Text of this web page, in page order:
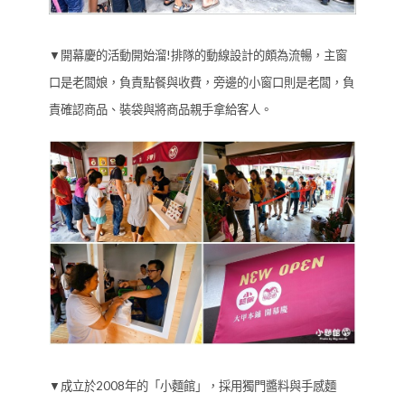
▼開幕慶的活動開始溜!排隊的動線設計的頗為流暢，主窗
口是老闆娘，負責點餐與收費，旁邊的小窗口則是老闆，負
責確認商品、裝袋與將商品親手拿給客人。
▼成立於2008年的「小麵館」，採用獨門醬料與手感麵